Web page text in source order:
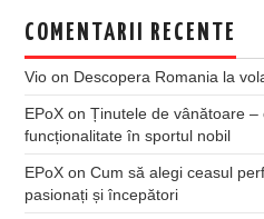
COMENTARII RECENTE
Vio on Descopera Romania la
EPoX onȚinutele de vânătoare
funcționalitate în sportul nobil
EPoX onCum să alegi ceasul
pasionați și începători